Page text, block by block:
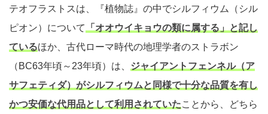
テオフラストスは、『植物誌』の中でシルフィウム（シル
ピオン）について「オオウイキョウの類に属する」と記し
ているほか、古代ローマ時代の地理学者のストラボン
（BC63年頃～23年頃）は、 ジャイアントフェンネル（ア
サフェティダ）がシルフィウムと同様で十分な品質を有し
かつ安価な代用品として利用されていたことから、どちら